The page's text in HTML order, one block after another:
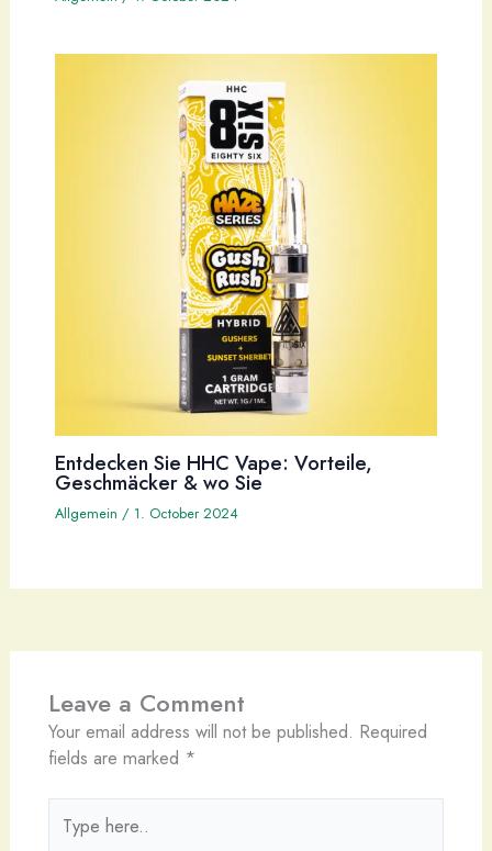
Entdecken Sie HHC Vape: Vorteile,
Geschmäcker & wo Sie
Allgemein / 1. October 2024
Leave a Comment
Your email address will not be published. Required
fields are marked *
here..